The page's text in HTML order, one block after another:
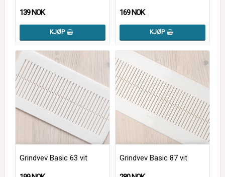
139 NOK
KJØP
169 NOK
KJØP
Grindvev Basic 63 vit Grindvev Basic 87 vit